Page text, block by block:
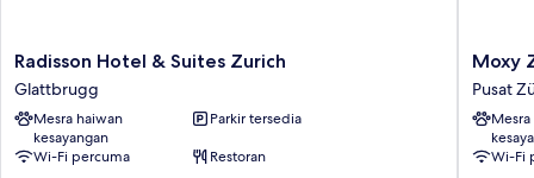
Radisson
Hotel
&
Suites
Zurich
Glattbrugg
Radisson Hotel & Suites Zurich
Glattbrugg
Mesra haiwan
kesayangan
Parkir tersedia
Wi-Fi percuma
Restoran
Moxy
Zurich
Pusat
Zürich
Moxy
Pusat
Wi-Fi